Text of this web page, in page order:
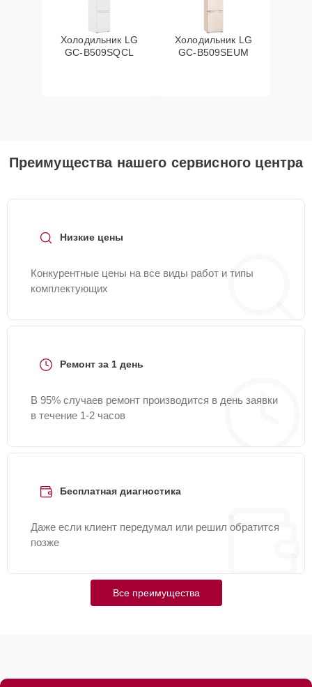
Холодильник LG
GC-B509SQCL
Холодильник LG
GC-B509SEUM
Преимущества нашего сервисного центра
Низкие цены
Конкурентные цены на все виды работ и типы
комплектующих
Ремонт за 1 день
В 95% случаев ремонт производится в день заявки
в течение 1-2 часов
Бесплатная диагностика
Даже если клиент передумал или решил обратится
позже
Все преимущества